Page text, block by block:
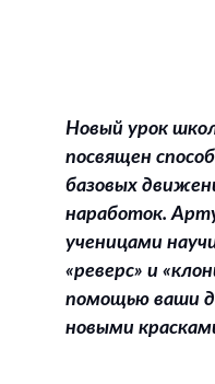
Новый урок
посвящен
базовых
наработок.
ученицами
«реверс» и
помощью ваши
новыми